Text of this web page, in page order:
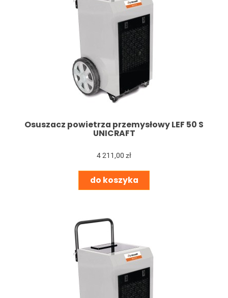
Osuszacz powietrza przemysłowy LEF 50 S
UNICRAFT
4 211,00 zł
do koszyka